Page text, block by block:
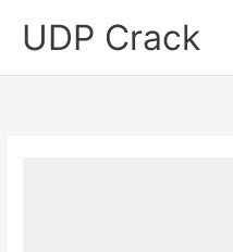
UDP Crack